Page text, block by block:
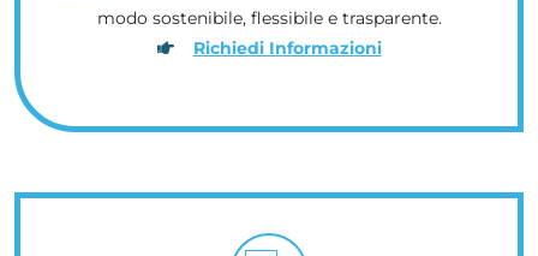
modo sostenibile, flessibile e trasparente.
Richiedi Informazioni